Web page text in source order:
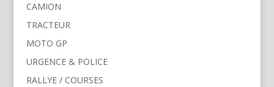
CAMION
TRACTEUR
MOTO GP
URGENCE & POLICE
RALLYE / COURSES